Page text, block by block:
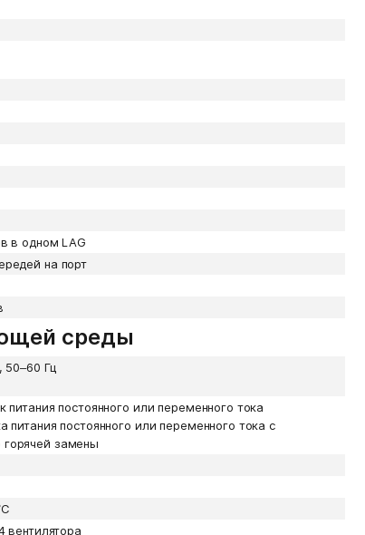
в одном LAG
на порт
среды
50–60 Гц
питания постоянного или переменного тока
питания постоянного или переменного тока с
замены
вентилятора